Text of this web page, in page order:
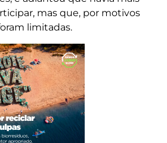
mas que, por motivos
limitadas.